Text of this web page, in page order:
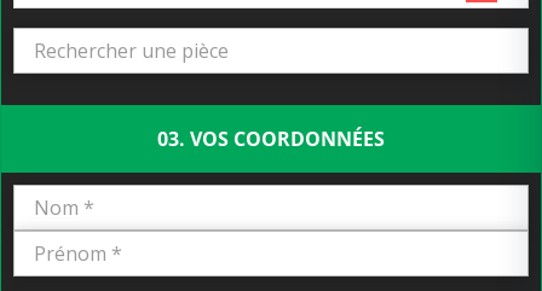
03. VOS COORDONNÉES